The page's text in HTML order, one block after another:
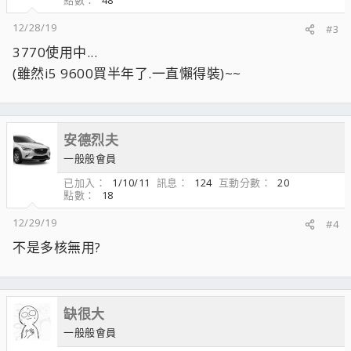
12/28/19
#3
3770使用中...
(雖然i5 9600買半年了.一直懶得裝)~~
安德烈夫
一般般會員
已加入
1/10/11 訊息 124 互動分數
20
點數
18
12/29/19
#4
不是多核無用?
缺很大
一般般會員